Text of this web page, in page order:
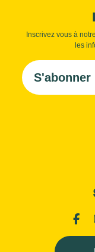
Inscrivez vous à
les
S'abonner